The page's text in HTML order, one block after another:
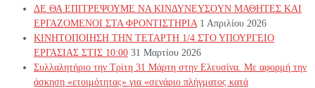
ΔΕ ΘΑ ΕΠΙΤΡΕΨΟΥΜΕ ΝΑ ΚΙΝΔΥΝΕΥΣOYN ΜΑΘΗΤΕΣ ΚΑΙ
ΕΡΓΑΖΟΜΕΝΟΙ ΣΤΑ ΦΡΟΝΤΙΣΤΗΡΙΑ 1 Απριλίου 2026
ΚΙΝΗΤΟΠΟΙΗΣΗ ΤΗΝ ΤΕΤΑΡΤΗ 1/4 ΣΤΟ ΥΠΟΥΡΓΕΙΟ
ΕΡΓΑΣΙΑΣ ΣΤΙΣ 10:00 31 Μαρτίου 2026
Συλλαλητήριο την Τρίτη 31 Μάρτη στην Ελευσίνα. Με αφορμή την
άσκηση «ετοιμότητας» για «σενάριο πλήγματος κατά